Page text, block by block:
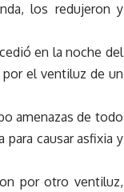
los redujeron y
en la noche del
el ventiluz de un
amenazas de todo
para causar asfixia y
por otro ventiluz,